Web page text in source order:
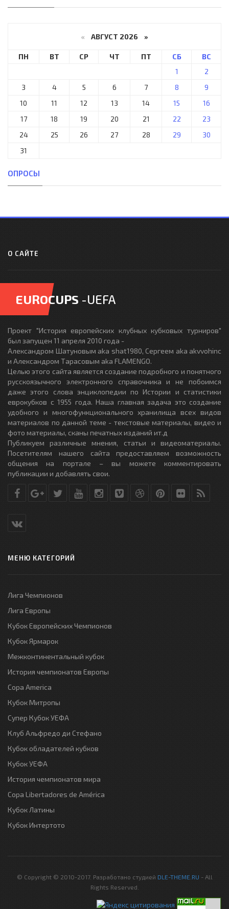
« АВГУСТ 2026 »
ПН ВТ СР ЧТ ПТ СБ
ВС
1
2
3
4 5 6 7 8
9
10
11 12 13 14 15
16
17
18 19 20 21 22
23
24
25 26 27 28 29
30
31
ОПРОСЫ
О САЙТЕ
EUROCUPS -UEFA
Проект "История европейских клубных кубковых турниров"
был запущен 11 апреля 2010 года -
Александром Шатуновым aka shat1980, Сергеем aka akvvohinc
и Александром Тарасовым aka FLAMENGO.
Целью этого сайта является создание подробного и понятного
русскоязычного электронного справочника и не побоимся
даже этого слова энциклопедии по Истории и статистики
еврокубков с 1955 года. Наша главная задача это создание
удобного и многофункционального хранилища всех видов
материалов по данной теме - текстовые материалы, видео и
фото материалы, сканы печатных изданий ит.д
Публикуем различные мнения, статьи и видеоматериалы.
Посетителям нашего сайта предоставляем возможность
общения на портале – вы можете комментировать
публикации и добавлять свои.
МЕНЮ КАТЕГОРИЙ
Лига Чемпионов
Лига Европы
Кубок Европейских Чемпионов
Кубок Ярмарок
Межконтинентальный кубок
История чемпионатов Европы
Copa America
Кубок Митропы
Супер Кубок УЕФА
Клуб Альфредо ди Стефано
Кубок обладателей кубков
Кубок УЕФА
История чемпионатов мира
Copa Libertadores de América
Кубок Латины
Кубок Интертото
© Copyright © 2010-2017. Разработано студией DLE-THEME.RU - All
Rights Reserved.